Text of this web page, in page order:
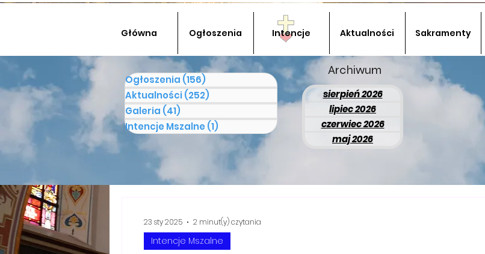
Główna Ogłoszenia Intencje Aktualności Sakramenty
Ogłoszenia (156)
Aktualności(252)
Galeria (41)
Intencje Mszalne (1)
Archiwum
sierpień 2026
lipiec 2026
czerwiec 2026
maj 2026
Intencje Mszalne
23 sty 2025 2 minut(y) czytania